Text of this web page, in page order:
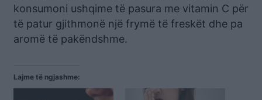
konsumoni ushqime të pasura me vitamin C për
të patur gjithmonë një frymë të freskët dhe pa
aromë të pakëndshme.
Lajme të ngjashme: